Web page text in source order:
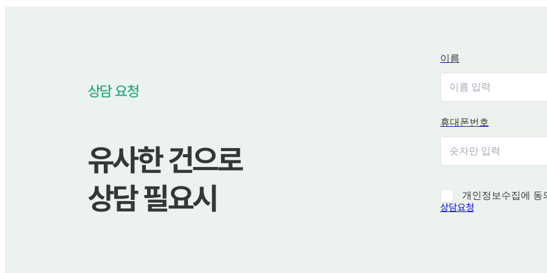
상담 요청
유사한 건으로
상담 필요시
이름
휴대폰번호
개인정보수집에 동
상담요청